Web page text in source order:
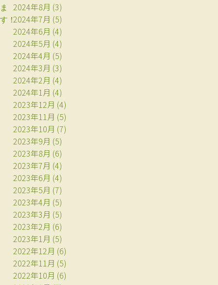
ま
す！
2024年8月 (3)
2024年7月 (5)
2024年6月 (4)
2024年5月 (4)
2024年4月 (5)
2024年3月 (3)
2024年2月 (4)
2024年1月 (4)
2023年12月 (4)
2023年11月 (5)
2023年10月 (7)
2023年9月 (5)
2023年8月 (6)
2023年7月 (4)
2023年6月 (4)
2023年5月 (7)
2023年4月 (5)
2023年3月 (5)
2023年2月 (6)
2023年1月 (5)
2022年12月 (6)
2022年11月 (5)
2022年10月 (6)